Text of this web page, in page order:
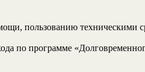
пользованию техническими
по программе